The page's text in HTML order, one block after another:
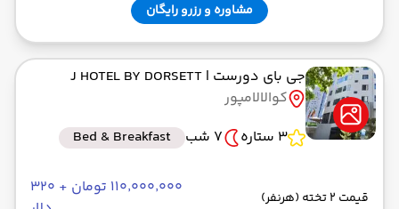
مشاوره و رزرو رایگان
جی بای دورست | J HOTEL BY DORSETT
کوالالامپور
3 ستاره
7 شب Bed & Breakfast
قیمت 2 تخته (هرنفر)
۱۱۰٬۰۰۰٬۰۰۰ تومان + ۳۲۰